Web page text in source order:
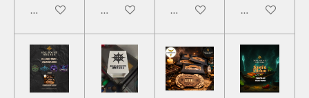
In den WarenkorbIn den WarenkorbIn den WarenkorbIn den